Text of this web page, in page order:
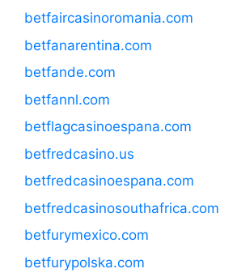
betfaircasinoromania.com
betfanarentina.com
betfande.com
betfannl.com
betflagcasinoespana.com
betfredcasino.us
betfredcasinoespana.com
betfredcasinosouthafrica.com
betfurymexico.com
betfurypolska.com